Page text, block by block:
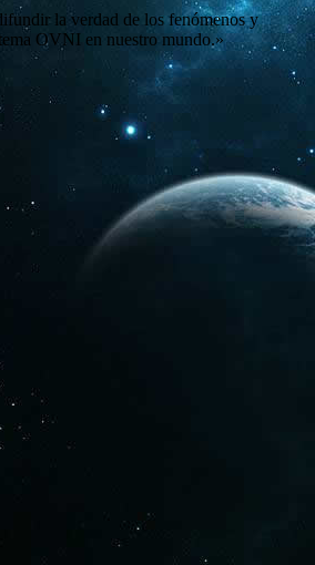
la verdad de los fenómenos y
OVNI en nuestro mundo.»